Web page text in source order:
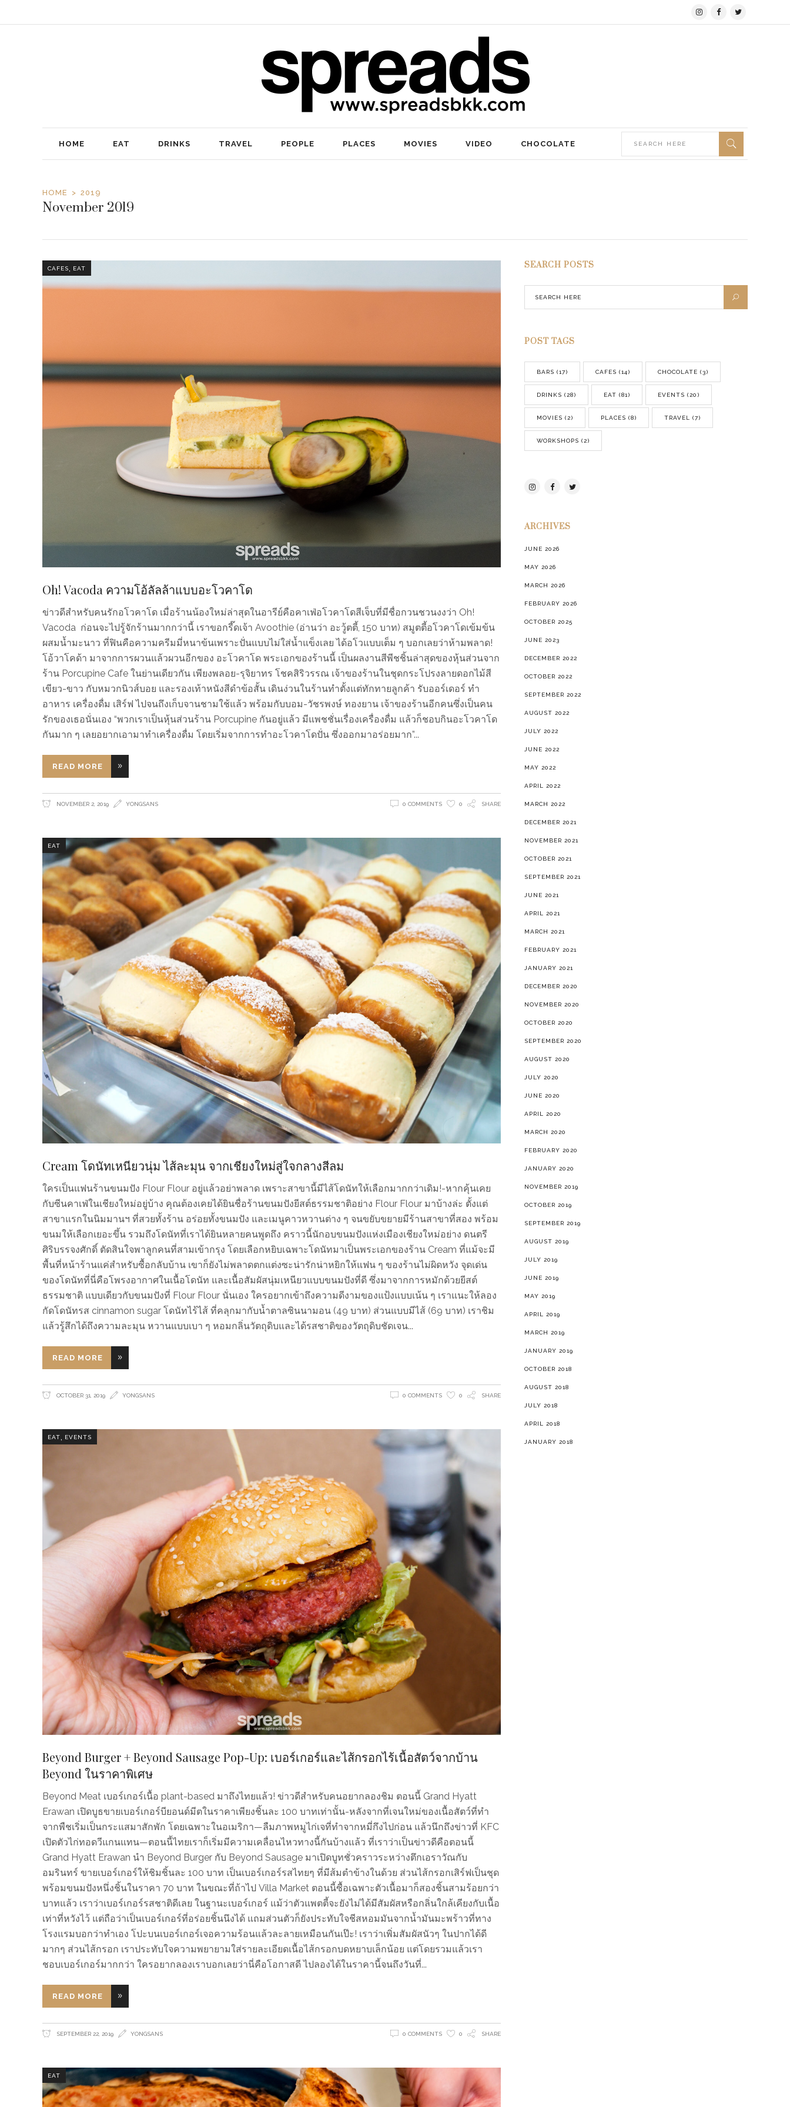
HOME EAT DRINKS TRAVEL PEOPLE PLACES MOVIES VIDEO CHOCOLATE
HOME 2019
November 2019
CAFES, EAT
Oh! Vacoda ความโอ้ลัลล้าแบบอะโวคาโด
ข่าวดีสำหรับคนรักอโวคาโด เมื่อร้านน้องใหม่ล่าสุดในอารีย์คือคาเฟ่อโวคาโดสีเจ็บที่มีชื่อกวนชวนงงว่า Oh!
Vacoda ก่อนจะไปรู้จักร้านมากกว่านี้ เราขอกรี๊ดเจ้า Avoothie (อ่านว่า อะวู้ตตี้, 150 บาท) สมูตตี้อโวคาโดเข้มข้น
ผสมน้ำมะนาว ที่ฟินคือความครีมมี่หนาข้นเพราะปั่นแบบไม่ใส่น้ำแข็งเลย ได้อโวแบบเต็ม ๆ บอกเลยว่าห้ามพลาด!
โอ้วาโคด้า มาจากการผวนแล้วผวนอีกของ อะโวคาโด พระเอกของร้านนี้ เป็นผลงานสีพีชชิ้นล่าสุดของหุ้นส่วนจาก
ร้าน Porcupine Cafe ในย่านเดียวกัน เพียงพลอย-รุจิยาทร โชคสิริวรรณ เจ้าของร้านในชุดกระโปรงลายดอกไม้สี
เขียว-ขาว กับหมวกนิวส์บอย และรองเท้าหนังสีดำข้อสั้น เดินง่วนในร้านทำตั้งแต่ทักทายลูกค้า รับออร์เดอร์ ทำ
อาหาร เครื่องดื่ม เสิร์ฟ ไปจนถึงเก็บจานชามใช้แล้ว พร้อมกับบอม-วัชรพงษ์ ทองยาน เจ้าของร้านอีกคนซึ่งเป็นคน
รักของเธอนั่นเอง “พวกเราเป็นหุ้นส่วนร้าน Porcupine กันอยู่แล้ว มีแพชชั่นเรื่องเครื่องดื่ม แล้วก็ชอบกินอะโวคาโด
กันมาก ๆ เลยอยากเอามาทำเครื่องดื่ม โดยเริ่มจากการทำอะโวคาโดปั่น ซึ่งออกมาอร่อยมาก”
READ MORE
NOVEMBER 2, 2019 YONGSANS 0 COMMENTS 0 SHARE
EAT
Cream โดนัทเหนียวนุ่ม ไส้ละมุน จากเชียงใหม่สู่ใจกลางสีลม
ใครเป็นแฟนร้านขนมปัง Flour Flour อยู่แล้วอย่าพลาด เพราะสาขานี้มีไส้โดนัทให้เลือกมากกว่าเดิม!-หากคุ้นเคย
กับซีนคาเฟ่ในเชียงใหม่อยู่บ้าง คุณต้องเคยได้ยินชื่อร้านขนมปังยีสต์ธรรมชาติอย่าง Flour Flour มาบ้างล่ะ ตั้งแต่
สาขาแรกในนิมมานฯ ที่สวยทั้งร้าน อร่อยทั้งขนมปัง และเมนูคาวหวานต่าง ๆ จนขยับขยายมีร้านสาขาที่สอง พร้อม
ขนมให้เลือกเยอะขึ้น รวมถึงโดนัทที่เราได้ยินหลายคนพูดถึง คราวนี้นักอบขนมปังแห่งเมืองเชียงใหม่อย่าง ดนตรี
ศิริบรรจงศักดิ์ ตัดสินใจพาลูกคนที่สามเข้ากรุง โดยเลือกหยิบเฉพาะโดนัทมาเป็นพระเอกของร้าน Cream ที่แม้จะมี
พื้นที่หน้าร้านแค่สำหรับซื้อกลับบ้าน เขาก็ยังไม่พลาดตกแต่งซะน่ารักน่าหยิกให้แฟน ๆ ของร้านไม่ผิดหวัง จุดเด่น
ของโดนัทที่นี่คือโพรงอากาศในเนื้อโดนัท และเนื้อสัมผัสนุ่มเหนียวแบบขนมปังที่ดี ซึ่งมาจากการหมักด้วยยีสต์
ธรรมชาติ แบบเดียวกับขนมปังที่ Flour Flour นั่นเอง ใครอยากเข้าถึงความดีงามของแป้งแบบเน้น ๆ เราแนะให้ลอง
กัดโดนัทรส cinnamon sugar โดนัทไร้ไส้ ที่คลุกมากับน้ำตาลซินนามอน (49 บาท) ส่วนแบบมีไส้ (69 บาท) เราชิม
แล้วรู้สึกได้ถึงความละมุน หวานแบบเบา ๆ หอมกลิ่นวัตถุดิบและได้รสชาติของวัตถุดิบชัดเจน
READ MORE
OCTOBER 31, 2019 YONGSANS 0 COMMENTS 0 SHARE
EAT, EVENTS
Beyond Burger + Beyond Sausage Pop-Up: เบอร์เกอร์และไส้กรอกไร้เนื้อสัตว์จากบ้าน
Beyond ในราคาพิเศษ
Beyond Meat เบอร์เกอร์เนื้อ plant-based มาถึงไทยแล้ว! ข่าวดีสำหรับคนอยากลองชิม ตอนนี้ Grand Hyatt
Erawan เปิดบูธขายเบอร์เกอร์บียอนด์มีตในราคาเพียงชิ้นละ 100 บาทเท่านั้น-หลังจากที่เจนใหม่ของเนื้อสัตว์ที่ทำ
จากพืชเริ่มเป็นกระแสมาสักพัก โดยเฉพาะในอเมริกา—ลืมภาพหมูไก่เจที่ทำจากหมี่กึงไปก่อน แล้วนึกถึงข่าวที่ KFC
เปิดตัวไก่ทอดวีแกนแทน—ตอนนี้ไทยเราก็เริ่มมีความเคลื่อนไหวทางนี้กันบ้างแล้ว ที่เราว่าเป็นข่าวดีคือตอนนี้
Grand Hyatt Erawan นำ Beyond Burger กับ Beyond Sausage มาเปิดบูทชั่วคราวระหว่างตึกเอราวัณกับ
อมรินทร์ ขายเบอร์เกอร์ให้ชิมชิ้นละ 100 บาท เป็นเบอร์เกอร์รสไทยๆ ที่มีส้มตำข้างในด้วย ส่วนไส้กรอกเสิร์ฟเป็นชุด
พร้อมขนมปังหนึ่งชิ้นในราคา 70 บาท ในขณะที่ถ้าไป Villa Market ตอนนี้ซื้อเฉพาะตัวเนื้อมาก็สองชิ้นสามร้อยกว่า
บาทแล้ว เราว่าเบอร์เกอร์รสชาติดีเลย ในฐานะเบอร์เกอร์ แม้ว่าตัวแพตตี้จะยังไม่ได้มีสัมผัสหรือกลิ่นใกล้เคียงกับเนื้อ
เท่าที่หวังไว้ แต่ถือว่าเป็นเบอร์เกอร์ที่อร่อยชิ้นนึงได้ แถมส่วนตัวก็ยังประทับใจชีสหอมมันจากน้ำมันมะพร้าวที่ทาง
โรงแรมบอกว่าทำเอง โปะบนเบอร์เกอร์เจอความร้อนแล้วละลายเหมือนกันเป๊ะ! เราว่าเพิ่มสัมผัสนัวๆ ในปากได้ดี
มากๆ ส่วนไส้กรอก เราประทับใจความพยายามใส่รายละเอียดเนื้อไส้กรอกบดหยาบเล็กน้อย แต่โดยรวมแล้วเรา
ชอบเบอร์เกอร์มากกว่า ใครอยากลองเราบอกเลยว่านี่คือโอกาสดี ไปลองได้ในราคานี้จนถึงวันที่
READ MORE
SEPTEMBER 22, 2019 YONGSANS 0 COMMENTS 0 SHARE
EAT
SEARCH POSTS
POST TAGS
BARS (17) CAFES (14) CHOCOLATE (3)
DRINKS (28) EAT (81) EVENTS (20)
MOVIES (2) PLACES (8) TRAVEL (7)
WORKSHOPS (2)
ARCHIVES
JUNE 2026
MAY 2026
MARCH 2026
FEBRUARY 2026
OCTOBER 2025
JUNE 2023
DECEMBER 2022
OCTOBER 2022
SEPTEMBER 2022
AUGUST 2022
JULY 2022
JUNE 2022
MAY 2022
APRIL 2022
MARCH 2022
DECEMBER 2021
NOVEMBER 2021
OCTOBER 2021
SEPTEMBER 2021
JUNE 2021
APRIL 2021
MARCH 2021
FEBRUARY 2021
JANUARY 2021
DECEMBER 2020
NOVEMBER 2020
OCTOBER 2020
SEPTEMBER 2020
AUGUST 2020
JULY 2020
JUNE 2020
APRIL 2020
MARCH 2020
FEBRUARY 2020
JANUARY 2020
NOVEMBER 2019
OCTOBER 2019
SEPTEMBER 2019
AUGUST 2019
JULY 2019
JUNE 2019
MAY 2019
APRIL 2019
MARCH 2019
JANUARY 2019
OCTOBER 2018
AUGUST 2018
JULY 2018
APRIL 2018
JANUARY 2018